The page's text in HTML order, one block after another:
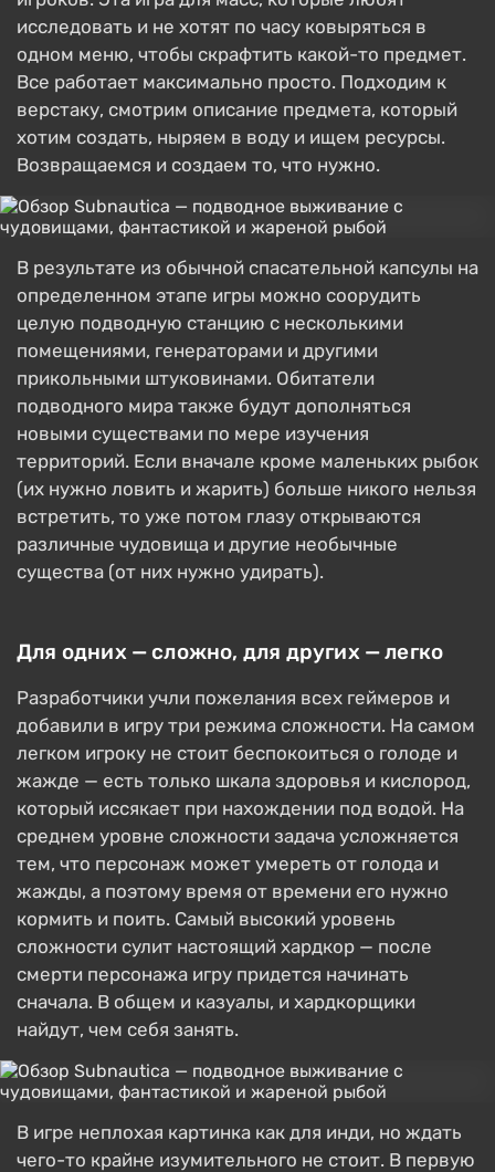
исследовать и не хотят по часу ковыряться в
одном меню, чтобы скрафтить какой-то предмет.
Все работает максимально просто. Подходим к
верстаку, смотрим описание предмета, который
хотим создать, ныряем в воду и ищем ресурсы.
Возвращаемся и создаем то, что нужно.
В результате из обычной спасательной капсулы на
определенном этапе игры можно соорудить
целую подводную станцию с несколькими
помещениями, генераторами и другими
прикольными штуковинами. Обитатели
подводного мира также будут дополняться
новыми существами по мере изучения
территорий. Если вначале кроме маленьких рыбок
(их нужно ловить и жарить) больше никого нельзя
встретить, то уже потом глазу открываются
различные чудовища и другие необычные
существа (от них нужно удирать).
Для одних — сложно, для других — легко
Разработчики учли пожелания всех геймеров и
добавили в игру три режима сложности. На самом
легком игроку не стоит беспокоиться о голоде и
жажде — есть только шкала здоровья и кислород,
который иссякает при нахождении под водой. На
среднем уровне сложности задача усложняется
тем, что персонаж может умереть от голода и
жажды, а поэтому время от времени его нужно
кормить и поить. Самый высокий уровень
сложности сулит настоящий хардкор — после
смерти персонажа игру придется начинать
сначала. В общем и казуалы, и хардкорщики
найдут, чем себя занять.
В игре неплохая картинка как для инди, но ждать
чего-то крайне изумительного не стоит. В первую